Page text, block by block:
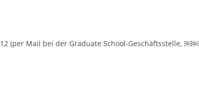
(per Mail bei der Graduate School-Geschäftsstelle, ￼￼